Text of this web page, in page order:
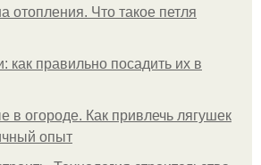
отопления. Что такое петля
как правильно посадить их в
в огороде. Как привлечь лягушек
опыт